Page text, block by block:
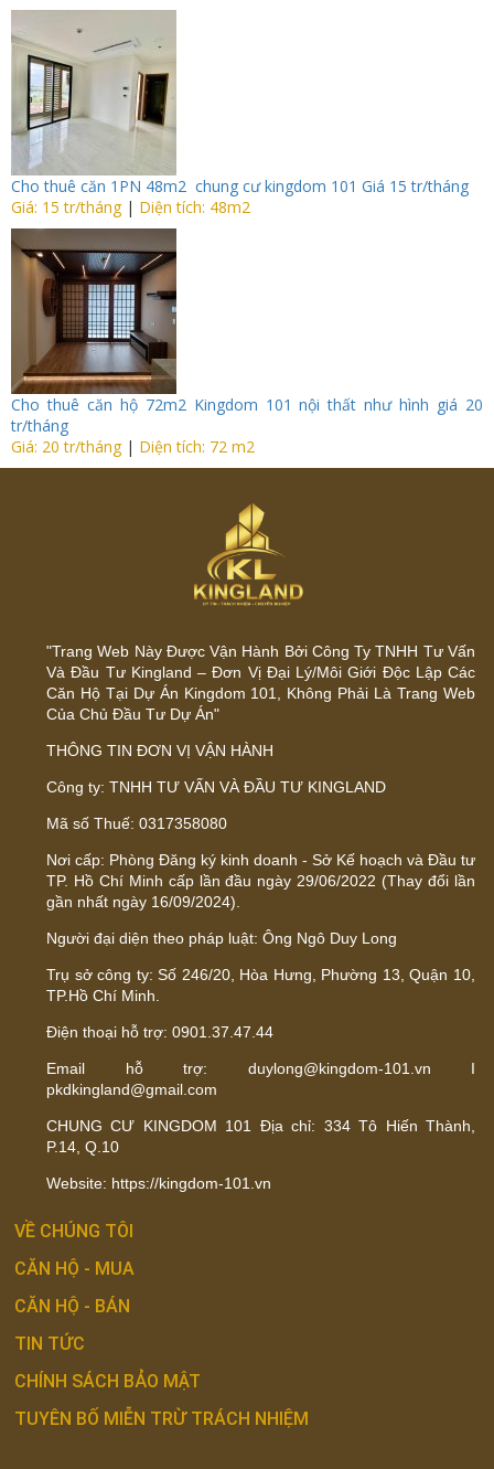
Cho thuê căn 1PN 48m2 chung cư kingdom 101 Giá 15 tr/tháng
Giá: 15 tr/tháng | Diện tích: 48m2
Cho thuê căn hộ 72m2 Kingdom 101 nội thất như hình giá 20
tr/tháng
Giá: 20 tr/tháng | Diện tích: 72 m2
"Trang Web Này Được Vận Hành Bởi Công Ty TNHH Tư Vấn
Và Đầu Tư Kingland – Đơn Vị Đại Lý/Môi Giới Độc Lập Các
Căn Hộ Tại Dự Án Kingdom 101, Không Phải Là Trang Web
Của Chủ Đầu Tư Dự Án"
THÔNG TIN ĐƠN VỊ VẬN HÀNH
Công ty: TNHH TƯ VẤN VÀ ĐẦU TƯ KINGLAND
Mã số Thuế: 0317358080
Nơi cấp: Phòng Đăng ký kinh doanh - Sở Kế hoạch và Đầu tư
TP. Hồ Chí Minh cấp lần đầu ngày 29/06/2022 (Thay đổi lần
gần nhất ngày 16/09/2024).
Người đại diện theo pháp luật: Ông Ngô Duy Long
Trụ sở công ty: Số 246/20, Hòa Hưng, Phường 13, Quận 10,
TP.Hồ Chí Minh.
Điện thoại hỗ trợ: 0901.37.47.44
Email hỗ trợ: duylong@kingdom-101.vn I
pkdkingland@gmail.com
CHUNG CƯ KINGDOM 101 Địa chỉ: 334 Tô Hiến Thành,
P.14, Q.10
Website: https://kingdom-101.vn
VỀ CHÚNG TÔI
CĂN HỘ - MUA
CĂN HỘ - BÁN
TIN TỨC
CHÍNH SÁCH BẢO MẬT
TUYÊN BỐ MIỄN TRỪ TRÁCH NHIỆM